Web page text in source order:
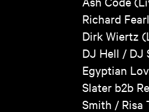
Richard
Dirk Wiertz
DJ Hell / DJ
Egyptian
Slater b2b
Smith / Risa